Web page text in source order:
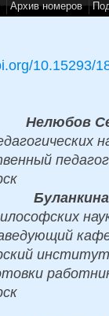
Архив номеров
10.15293/
Нелюбов